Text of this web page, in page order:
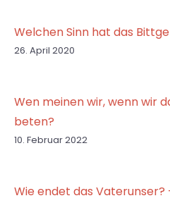
Welchen Sinn hat das
26. April 2020
Wen meinen wir, wenn wir
beten?
10. Februar 2022
Wie endet das Vaterunser?